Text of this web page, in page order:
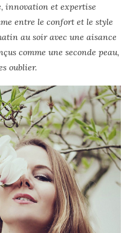
innovation et expertise
entre le confort et le style
au soir avec une aisance
comme une seconde peau,
oublier.